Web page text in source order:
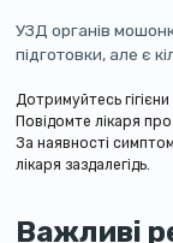
УЗД органів
підготовки, але є
Дотримуйтесь
Повідомте лікаря
За наявності
лікаря заздалегідь.
Важливі